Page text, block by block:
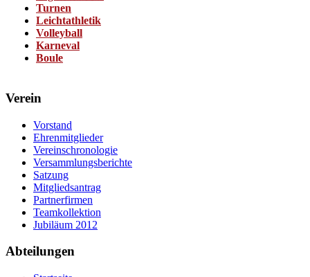
Turnen
Leichtathletik
Volleyball
Karneval
Boule
Verein
Vorstand
Ehrenmitglieder
Vereinschronologie
Versammlungsberichte
Satzung
Mitgliedsantrag
Partnerfirmen
Teamkollektion
Jubiläum 2012
Abteilungen